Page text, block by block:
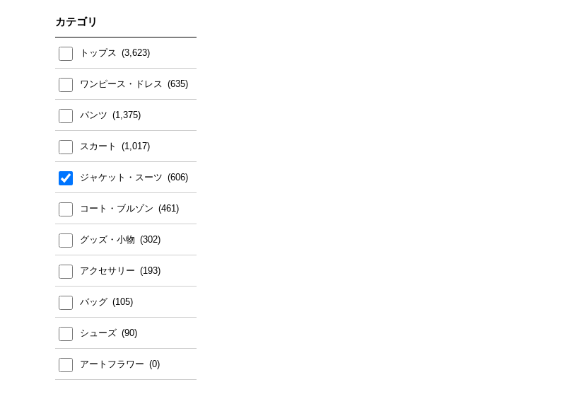
(小さいサイズ))
カテゴリ
トップス
ワンピース・ドレス
パンツ
スカート
ジャケット・スーツ
コート・ブルゾン
グッズ・小物
アクセサリー
バッグ
シューズ
アートフラワー